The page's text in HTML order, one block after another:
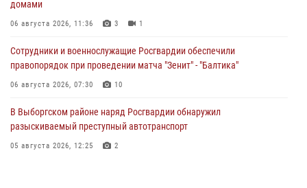
домами
06 августа 2026, 11:36 3 1
Сотрудники и военнослужащие Росгвардии обеспечили
правопорядок при проведении матча "Зенит" - "Балтика"
06 августа 2026, 07:30 10
В Выборгском районе наряд Росгвардии обнаружил
разыскиваемый преступный автотранспорт
05 августа 2026, 12:25 2